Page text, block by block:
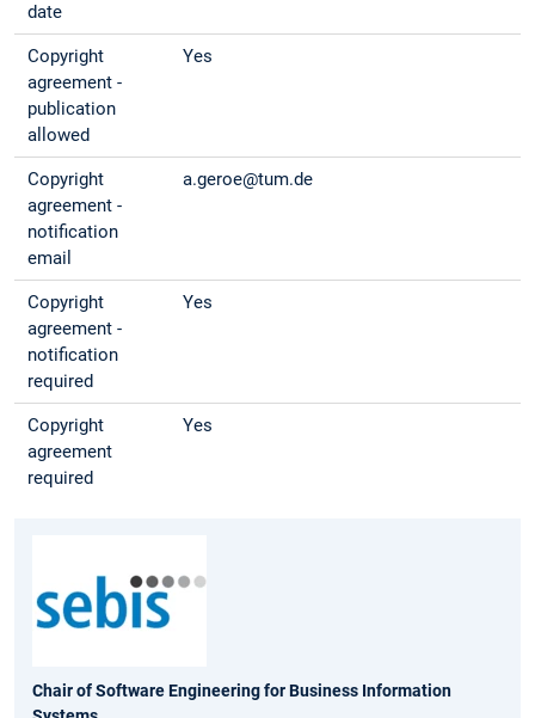
date
Copyright
agreement -
publication
allowed
Yes
Copyright
agreement -
notification
email
a.geroe@tum.de
Copyright
agreement -
notification
required
Yes
Copyright
agreement
required
Yes
Chair of Software Engineering for Business Information